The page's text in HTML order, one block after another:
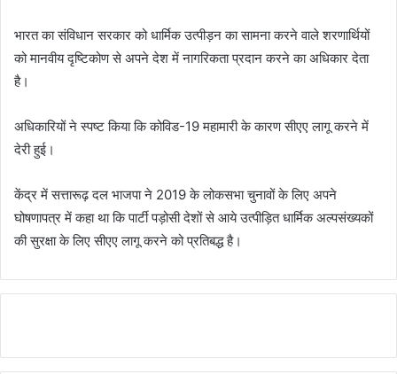
भारत का संविधान सरकार को धार्मिक उत्पीड़न का सामना करने वाले शरणार्थियों
को मानवीय दृष्टिकोण से अपने देश में नागरिकता प्रदान करने का अधिकार देता
है।
अधिकारियों ने स्पष्ट किया कि कोविड-19 महामारी के कारण सीएए लागू करने में
देरी हुई।
केंद्र में सत्तारूढ़ दल भाजपा ने 2019 के लोकसभा चुनावों के लिए अपने
घोषणापत्र में कहा था कि पार्टी पड़ोसी देशों से आये उत्पीड़ित धार्मिक अल्पसंख्यकों
की सुरक्षा के लिए सीएए लागू करने को प्रतिबद्ध है।